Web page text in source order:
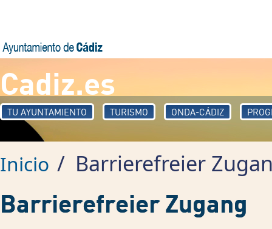
Cadiz.es
TU AYUNTAMIENTO TURISMO ONDA-CÁDIZ
Inicio / Barrierefreier
Barrierefreier Zugang